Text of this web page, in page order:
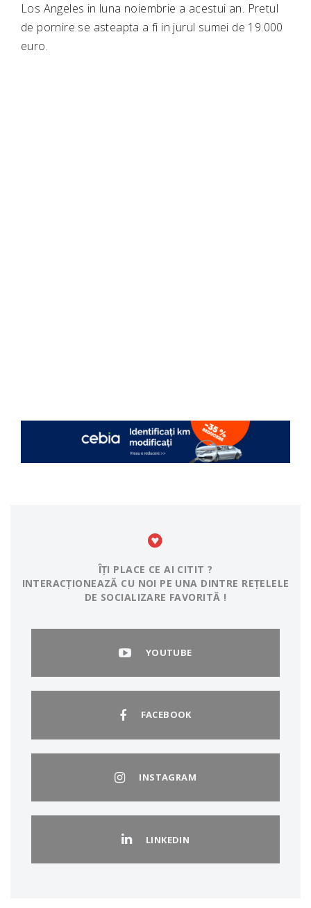
Los Angeles in luna noiembrie a acestui an. Pretul
de pornire se asteapta a fi in jurul sumei de 19.000
euro.
ÎȚI PLACE CE AI CITIT ?
INTERACȚIONEAZĂ CU NOI PE UNA DINTRE REȚELELE
DE SOCIALIZARE FAVORITĂ !
YOUTUBE
FACEBOOK
INSTAGRAM
LINKEDIN